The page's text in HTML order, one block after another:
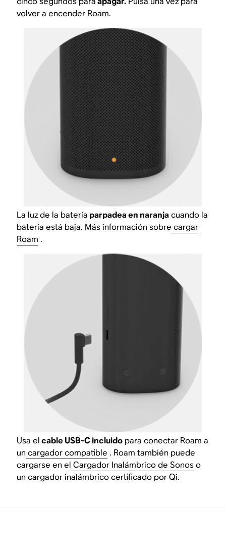
volver a encender Roam.
La luz de la batería parpadea en naranjacuando la
batería está baja. Más información sobre cargar
Roam .
Usa elcable USB-C incluido para conectar Roam a
uncargador compatible . Roam también puede
cargarse en el Cargador Inalámbrico de Sonoso
un cargador inalámbrico certificado por Qi.